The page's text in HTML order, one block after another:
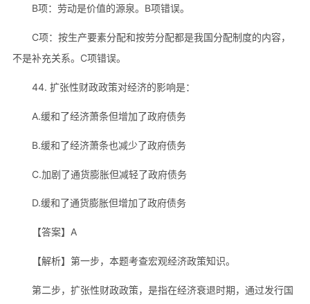
B项：劳动是价值的源泉。B项错误。
C项：按生产要素分配和按劳分配都是我国分配制度的内容，
不是补充关系。C项错误。
44. 扩张性财政政策对经济的影响是：
A.缓和了经济萧条但增加了政府债务
B.缓和了经济萧条也减少了政府债务
C.加剧了通货膨胀但减轻了政府债务
D.缓和了通货膨胀但增加了政府债务
【答案】A
【解析】第一步，本题考查宏观经济政策知识。
第二步，扩张性财政政策，是指在经济衰退时期，通过发行国